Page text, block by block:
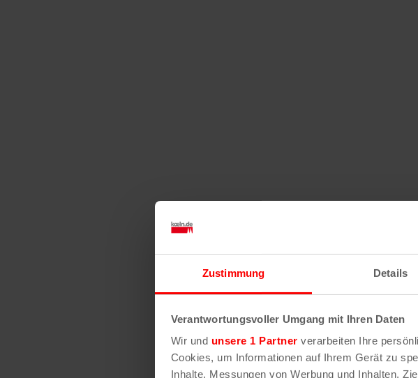
Zustimmung Details
Verantwortungsvoller Umgang mit Ihren Daten
Wir und unsere 1 Partner verarbeiten Ihre
Cookies, um Informationen auf Ihrem Gerät zu
Inhalte, Messungen von Werbung und Inhalten,